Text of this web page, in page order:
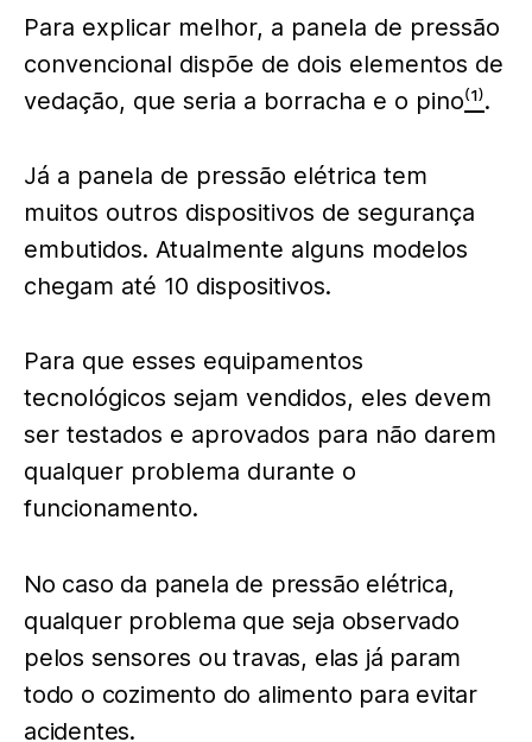
Para explicar melhor, a panela de pressão
convencional dispõe de dois elementos de
vedação, que seria a borracha e o pino⁽¹⁾.
Já a panela de pressão elétrica tem
muitos outros dispositivos de segurança
embutidos. Atualmente alguns modelos
chegam até 10 dispositivos.
Para que esses equipamentos
tecnológicos sejam vendidos, eles devem
ser testados e aprovados para não darem
qualquer problema durante o
funcionamento.
No caso da panela de pressão elétrica,
qualquer problema que seja observado
pelos sensores ou travas, elas já param
todo o cozimento do alimento para evitar
acidentes.